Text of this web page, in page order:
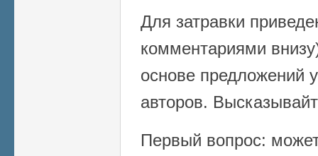
Для затравки
комментариями
основе предложений
авторов.
Первый вопрос: